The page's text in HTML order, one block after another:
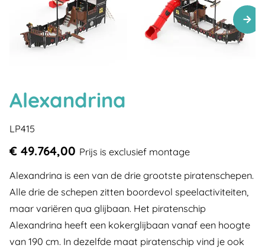
Alexandrina
LP415
€ 49.764,00 Prijs is exclusief montage
Alexandrina is een van de drie grootste piratenschepen.
Alle drie de schepen zitten boordevol speelactiviteiten,
maar variëren qua glijbaan. Het piratenschip
Alexandrina heeft een kokerglijbaan vanaf een hoogte
van 190 cm. In dezelfde maat piratenschip vind je ook